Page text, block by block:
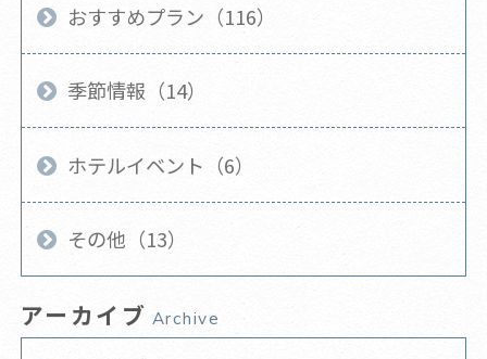
おすすめプラン（116）
季節情報（14）
ホテルイベント（6）
その他（13）
アーカイブ Archive